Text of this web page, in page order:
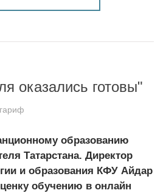
оказались готовы"
образованию
Татарстана. Директор
и образования КФУ Айдар
обучению в онлайн